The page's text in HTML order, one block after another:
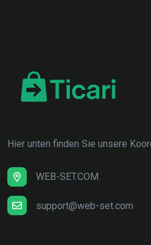
Hier unten finden Sie unsere
WEB-SET.COM
support@web-set.com